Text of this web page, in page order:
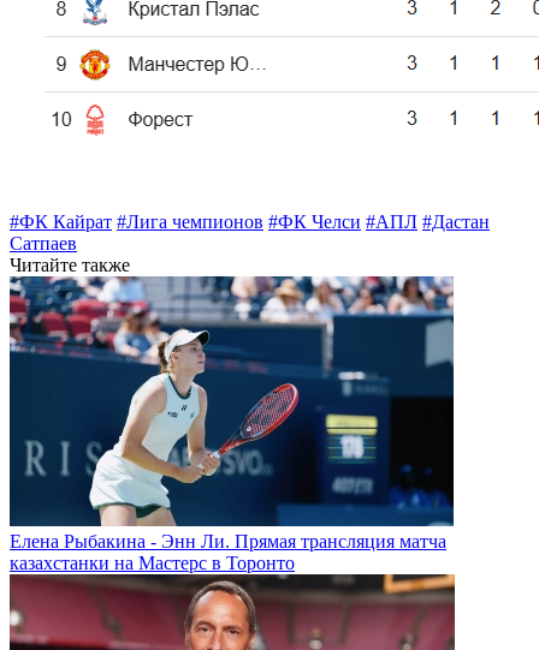
#ФК Кайрат #Лига чемпионов #ФК Челси #АПЛ #Дастан
Сатпаев
Читайте также
Елена Рыбакина - Энн Ли. Прямая трансляция матча
казахстанки на Мастерс в Торонто